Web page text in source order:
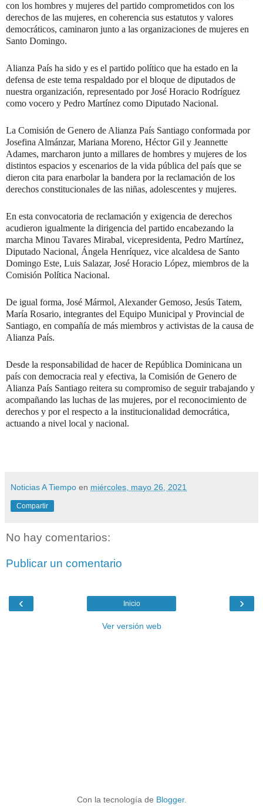
con los hombres y mujeres del partido comprometidos con los
derechos de las mujeres, en coherencia sus estatutos y valores
democráticos, caminaron junto a las organizaciones de mujeres en
Santo Domingo.
Alianza País ha sido y es el partido político que ha estado en la
defensa de este tema respaldado por el bloque de diputados de
nuestra organización, representado por José Horacio Rodríguez
como vocero y Pedro Martínez como Diputado Nacional.
La Comisión de Genero de Alianza País Santiago conformada por
Josefina Almánzar, Mariana Moreno, Héctor Gil y Jeannette
Adames, marcharon junto a millares de hombres y mujeres de los
distintos espacios y escenarios de la vida pública del país que se
dieron cita para enarbolar la bandera por la reclamación de los
derechos constitucionales de las niñas, adolescentes y mujeres.
En esta convocatoria de reclamación y exigencia de derechos
acudieron igualmente la dirigencia del partido encabezando la
marcha Minou Tavares Mirabal, vicepresidenta, Pedro Martínez,
Diputado Nacional, Ángela Henríquez, vice alcaldesa de Santo
Domingo Este, Luis Salazar, José Horacio López, miembros de la
Comisión Política Nacional.
De igual forma, José Mármol, Alexander Gemoso, Jesús Tatem,
María Rosario, integrantes del Equipo Municipal y Provincial de
Santiago, en compañía de más miembros y activistas de la causa de
Alianza País.
Desde la responsabilidad de hacer de República Dominicana un
país con democracia real y efectiva, la Comisión de Genero de
Alianza País Santiago reitera su compromiso de seguir trabajando y
acompañando las luchas de las mujeres, por el reconocimiento de
derechos y por el respecto a la institucionalidad democrática,
actuando a nivel local y nacional.
Noticias A Tiempo en miércoles, mayo 26, 2021
Compartir
No hay comentarios:
Publicar un comentario
‹ ›
Inicio
Ver versión web
Con la tecnología de Blogger.